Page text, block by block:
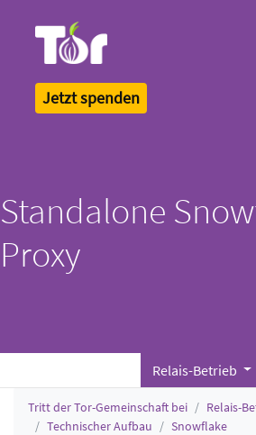
Jetzt spenden
Standalone
Proxy
Relais-Betrieb
Tritt der Tor-Gemeinschaft bei
Relais-
Technischer Aufbau
Snowflake